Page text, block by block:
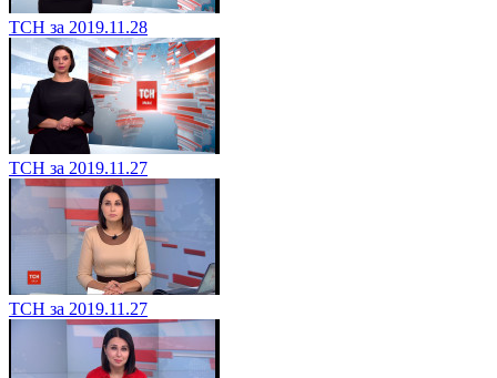
ТСН за 2019.11.28
ТСН за 2019.11.27
ТСН за 2019.11.27